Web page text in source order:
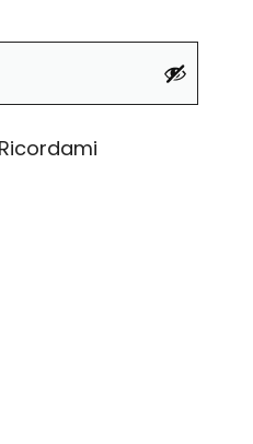
Ricordami